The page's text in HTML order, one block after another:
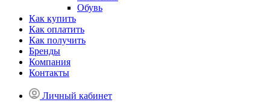
Обувь
Как купить
Как оплатить
Как получить
Бренды
Компания
Контакты
Личный кабинет